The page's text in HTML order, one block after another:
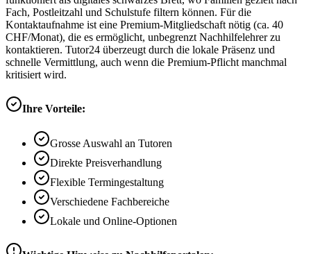
Fach, Postleitzahl und Schulstufe filtern können. Für die
Kontaktaufnahme ist eine Premium-Mitgliedschaft nötig (ca. 40
CHF/Monat), die es ermöglicht, unbegrenzt Nachhilfelehrer zu
kontaktieren. Tutor24 überzeugt durch die lokale Präsenz und
schnelle Vermittlung, auch wenn die Premium-Pflicht manchmal
kritisiert wird.
Ihre Vorteile:
Grosse Auswahl an Tutoren
Direkte Preisverhandlung
Flexible Termingestaltung
Verschiedene Fachbereiche
Lokale und Online-Optionen